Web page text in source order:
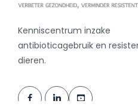
Kenniscentrum inzake
antibioticagebruik en
dieren.